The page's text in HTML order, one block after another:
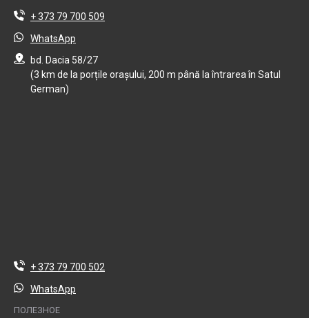
+ 373 79 700 509
WhatsApp
bd. Dacia 58/27
(3 km de la porțile orașului, 200 m până la întrarea în Satul
German)
+ 373 79 700 502
WhatsApp
ПОЛЕЗНОЕ